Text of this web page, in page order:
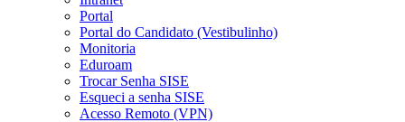
Portal
Portal do Candidato (Vestibulinho)
Monitoria
Eduroam
Trocar Senha SISE
Esqueci a senha SISE
Acesso Remoto (VPN)